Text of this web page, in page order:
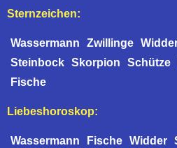
Sternzeichen:
Wassermann Zwillinge
Steinbock Skorpion Schütze
Fische
Liebeshoroskop:
Wassermann Fische Widder